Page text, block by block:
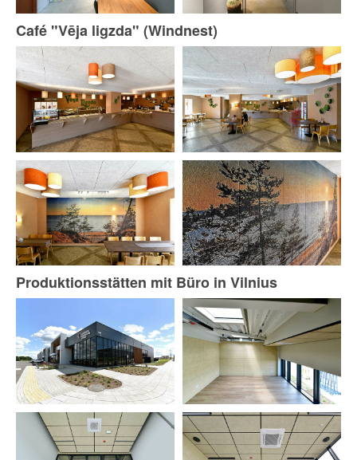
Café "Vēja ligzda" (Windnest)
Produktionsstätten mit Büro in Vilnius